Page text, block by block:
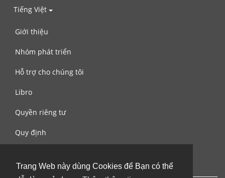
Trang Web này dùng Cookies để Bạn có thể
Tiếng Việt
Giới thiệu
Nhóm phát triển
Hỗ trợ cho chúng tôi
Libro
Quyền riêng tư
Quy định